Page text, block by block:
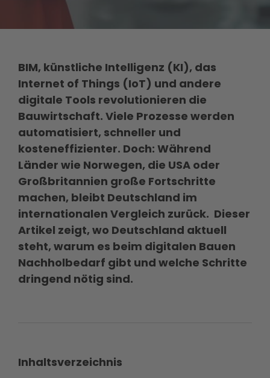
BIM, künstliche Intelligenz (KI), das
Internet of Things (IoT) und andere
digitale Tools revolutionieren die
Bauwirtschaft. Viele Prozesse werden
automatisiert, schneller und
kosteneffizienter. Doch: Während
Länder wie Norwegen, die USA oder
Großbritannien große Fortschritte
machen, bleibt Deutschland im
internationalen Vergleich zurück. Dieser
Artikel zeigt, wo Deutschland aktuell
steht, warum es beim digitalen Bauen
Nachholbedarf gibt und welche Schritte
dringend nötig sind.
Inhaltsverzeichnis